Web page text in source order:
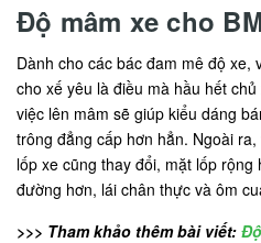
Độ mâm xe cho
Dành cho các bác đam mê độ xe,
cho xế yêu là điều mà hầu hết
việc lên mâm sẽ giúp kiểu dáng
trông đẳng cấp hơn hẳn. Ngoài
lốp xe cũng thay đổi, mặt lốp
đường hơn, lái chân thực và ôm
>>> Tham khảo thêm bài viết: